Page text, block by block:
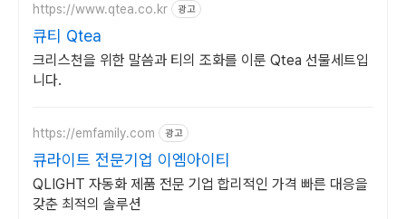
https://www.qtea.co.kr 광고
큐티 Qtea
크리스천을 위한 말씀과 티의 조화를 이룬 Qtea 선물세트입
니다.
https://emfamily.com 광고
큐라이트 전문기업 이엠아이티
QLIGHT 자동화 제품 전문 기업 합리적인 가격 빠른 대응을
갖춘 최적의 솔루션